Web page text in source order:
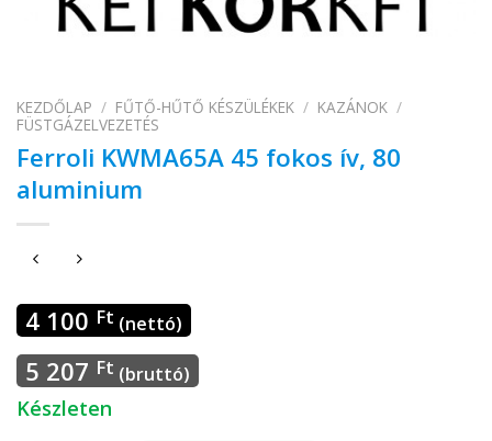
KEZDŐLAP / FŰTŐ-HŰTŐ KÉSZÜLÉKEK / KAZÁNOK /
FÜSTGÁZELVEZETÉS
Ferroli KWMA65A 45 fokos ív, 80
aluminium
4 100 Ft (nettó)
5 207 Ft (bruttó)
Készleten